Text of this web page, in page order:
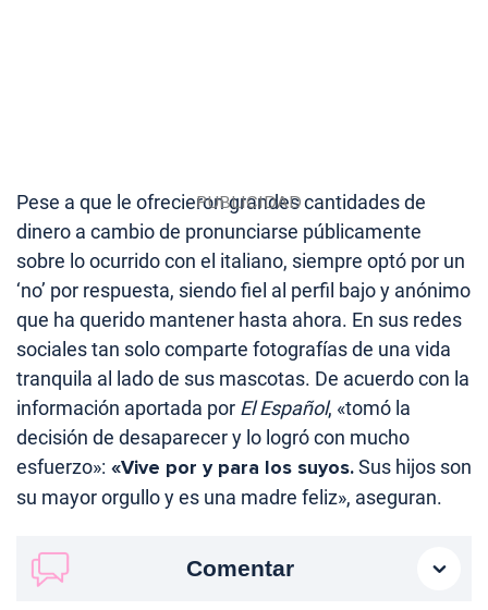
Pese a que le ofrecieron grandes cantidades de
dinero a cambio de pronunciarse públicamente
sobre lo ocurrido con el italiano, siempre optó por un
‘no’ por respuesta, siendo fiel al perfil bajo y anónimo
que ha querido mantener hasta ahora. En sus redes
sociales tan solo comparte fotografías de una vida
tranquila al lado de sus mascotas. De acuerdo con la
información aportada por El Español, «tomó la
decisión de desaparecer y lo logró con mucho
esfuerzo»: «Vive por y para los suyos.Sus hijos son
su mayor orgullo y es una madre feliz», aseguran.
Comentar